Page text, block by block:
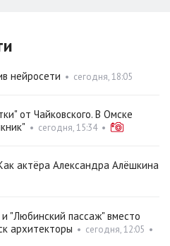
нейросети • сегодня, 18:05
от Чайковского. В Омске
• сегодня, 15:34•
актёра Александра Алёшкина
"Любинский пассаж" вместо
архитекторы • сегодня, 12:05 •